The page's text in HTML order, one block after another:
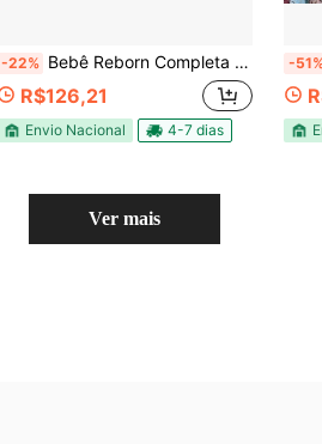
-22% Bebê Reborn Completa Menina
R$126,21
Envio Nacional 4-7 dias
-
Ver mais